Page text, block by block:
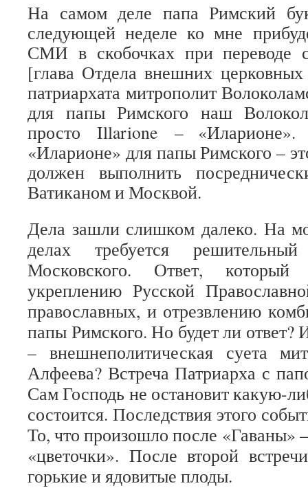
На самом деле папа Римский
следующей неделе ко мне
СМИ в скобочках при переводе
[глава Отдела внешних церковных
патриархата митрополит
для папы Римского наш
простоIllarione
– «Иларионе».
«Иларионе» для папы Римского –
должен выполнить
Ватиканом и Москвой.
Дела зашли слишком далеко. На
делах требуется
Московского. Ответ, который
укреплению Русской
православных, и отрезвлению
папы Римского. Но будет ли ответ?
– внешнеполитическая суета
Алфеева? Встреча Патриарха с
Сам Господь не остановит какую-
состоится. Последствия этого
То, что произошло после «Гаваны»
«цветочки». После второй
горькие и ядовитые плоды.